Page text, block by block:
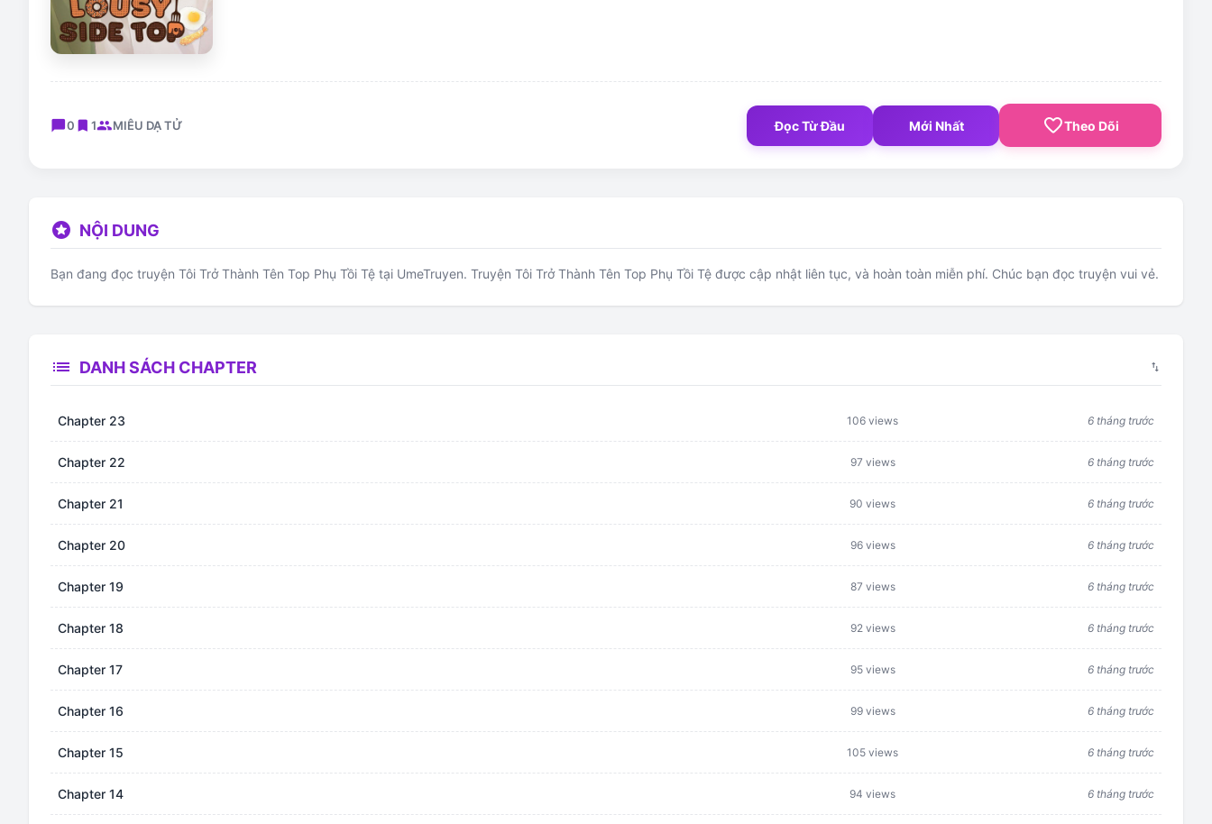
chat_bubble0 bookmark 1groupMIÊU DẠ TỬ Đọc Từ Đầu Mới Nhất favorite_borderTheo Dõi
stars NỘI DUNG
Bạn đang đọc truyện Tôi Trở Thành Tên Top Phụ Tồi Tệ tại UmeTruyen. Truyện Tôi Trở Thành Tên Top Phụ Tồi Tệ được cập nhật liên tục, và hoàn toàn miễn phí. Chúc bạn đọc truyện vui vẻ.
list DANH SÁCH CHAPTER swap_vert
Chapter 23 106 views 6 tháng trước
Chapter 22 97 views 6 tháng trước
Chapter 21 90 views 6 tháng trước
Chapter 20 96 views 6 tháng trước
Chapter 19 87 views 6 tháng trước
Chapter 18 92 views 6 tháng trước
Chapter 17 95 views 6 tháng trước
Chapter 16 99 views 6 tháng trước
Chapter 15 105 views 6 tháng trước
Chapter 14 94 views 6 tháng trước